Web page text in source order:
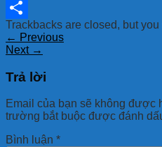
Email
Share
Trackbacks are closed, but you
← Previous
Next →
Trả lời
Email của bạn sẽ không được
trường bắt buộc được đánh
Bình luận *